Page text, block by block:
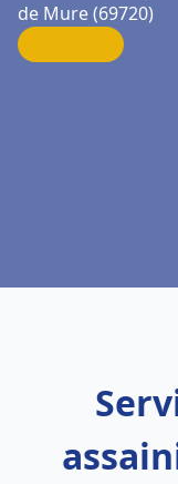
de Mure (69720)